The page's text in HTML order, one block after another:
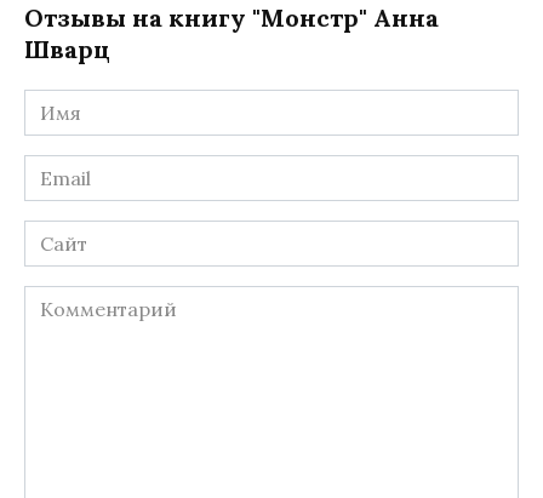
Отзывы на книгу "Монстр" Анна
Шварц
Имя
*
Email
*
Сайт
Комментарий